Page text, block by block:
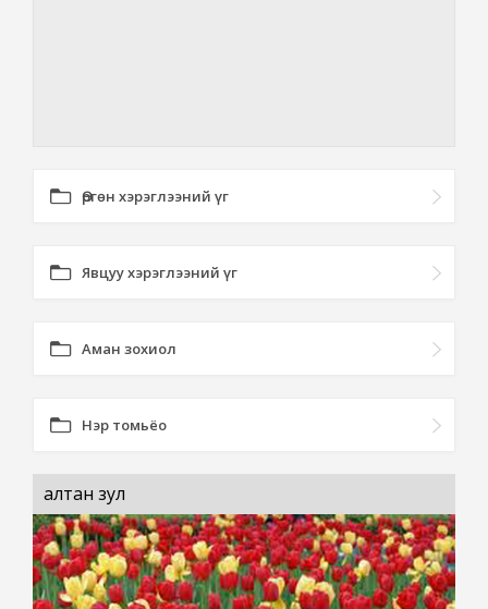
Өргөн хэрэглээний үг
Явцуу хэрэглээний үг
Аман зохиол
Нэр томьёо
алтан зул